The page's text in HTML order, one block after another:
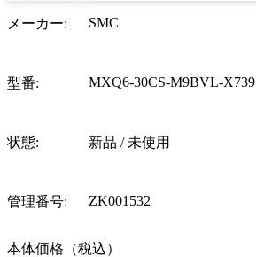
メーカー: SMC
型番: MXQ6-30CS-M9BVL-X739
状態: 新品 / 未使用
管理番号: ZK001532
本体価格（税込）